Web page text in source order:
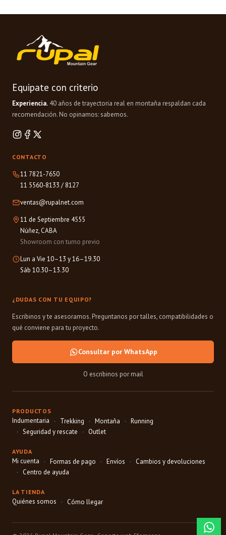
Equipate con criterio
Experiencia. 40 años de trayectoria real en montaña respaldan cada
recomendación. No opinamos: sabemos.
CONTACTO
11 7821-7650
11 5560-8133 / 8127
ventas@rupalnet.com
11 de Septiembre 4555
Núñez, CABA
Showroom con turno previo
Lun a Vie 10–13 y 16–19.30
Sáb 10.30–13.30
¿DUDAS CON TU EQUIPO?
Escribinos y te asesoramos. Preguntanos por talles, compatibilidades o
qué conviene para tu proyecto.
Consultar por WhatsApp
O escribinos por mail
PRODUCTOS
Indumentaria Trekking Montaña
Running
Seguridad y rescate
Outlet
AYUDA
Mi cuenta Formas de pago Envíos
Cambios y devoluciones
Centro de ayuda
LA TIENDA
Quiénes somos Cómo llegar